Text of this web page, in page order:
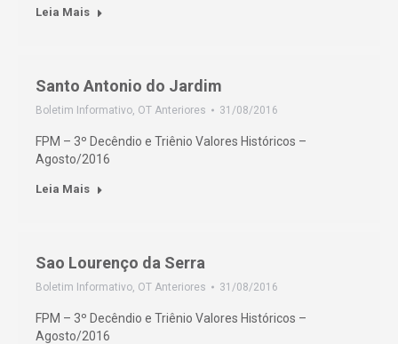
Leia Mais
Santo Antonio do Jardim
Boletim Informativo, OT Anteriores 31/08/2016
FPM – 3º Decêndio e Triênio Valores Históricos –
Agosto/2016
Leia Mais
Sao Lourenço da Serra
Boletim Informativo, OT Anteriores 31/08/2016
FPM – 3º Decêndio e Triênio Valores Históricos –
Agosto/2016